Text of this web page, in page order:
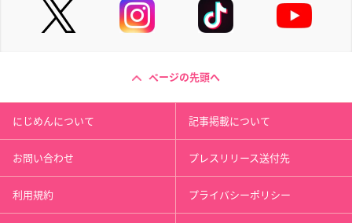
ページの先頭へ
にじめんについて 記事掲載について
お問い合わせ プレスリリース送付先
利用規約 プライバシーポリシー